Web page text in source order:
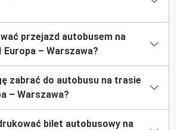
przejazd autobusem na
Europa – Warszawa?
zabrać do autobusu na trasie
– Warszawa?
bilet autobusowy na